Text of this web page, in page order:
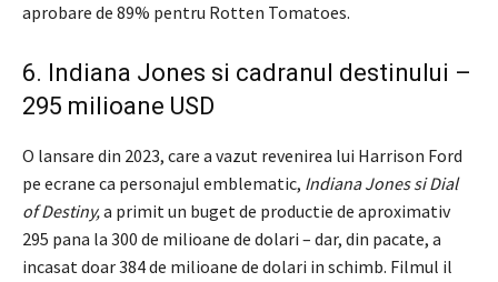
aprobare de 89% pentru Rotten Tomatoes.
6. Indiana Jones si cadranul destinului –
295 milioane USD
O lansare din 2023, care a vazut revenirea lui Harrison Ford
pe ecrane ca personajul emblematic, Indiana Jones si Dial
of Destiny,a primit un buget de productie de aproximativ
295 pana la 300 de milioane de dolari – dar, din pacate, a
incasat doar 384 de milioane de dolari in schimb. Filmul il